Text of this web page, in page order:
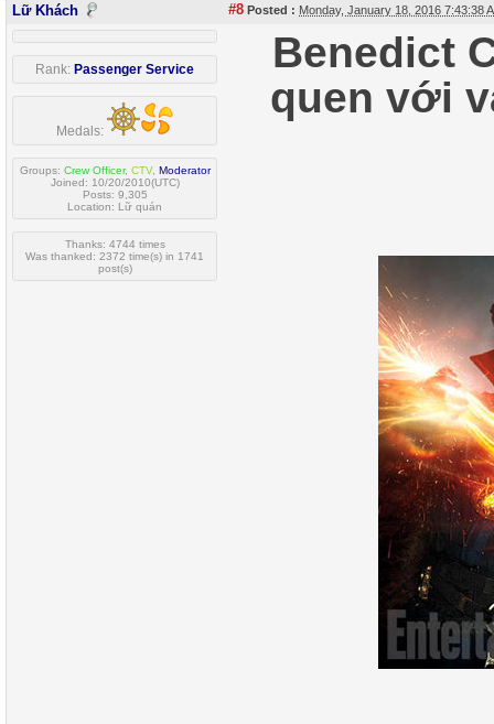
Lữ Khách #8 Posted : Monday, January 18, 2016 7:43:38
Rank: Passenger Service
Medals:
Groups: Crew Officer, CTV, Moderator
Joined: 10/20/2010(UTC)
Posts: 9,305
Location: Lữ quán
Thanks: 4744 times
Was thanked: 2372 time(s) in 1741
post(s)
Benedict
quen với